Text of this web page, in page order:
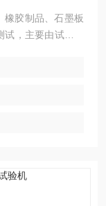
橡胶制品、石墨板
，主要由试验主
、时间曲线，并
可以打印出带有